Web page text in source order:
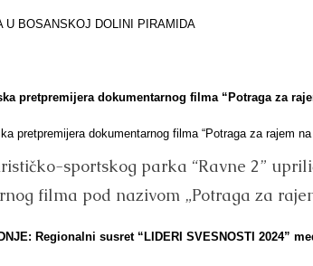
pretpremijera dokumentarnog filma “Potraga za
sportskog parka “Ravne 2”
filma pod nazivom „Potraga za
Regionalni susret “LIDERI SVESNOSTI 2024”